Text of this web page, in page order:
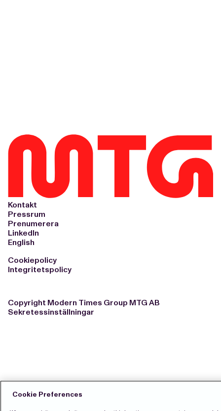
Kontakt
Pressrum
Prenumerera
LinkedIn
English
Cookiepolicy
Integritetspolicy
Copyright Modern Times Group MTG AB
Sekretessinställningar
Cookie Preferences